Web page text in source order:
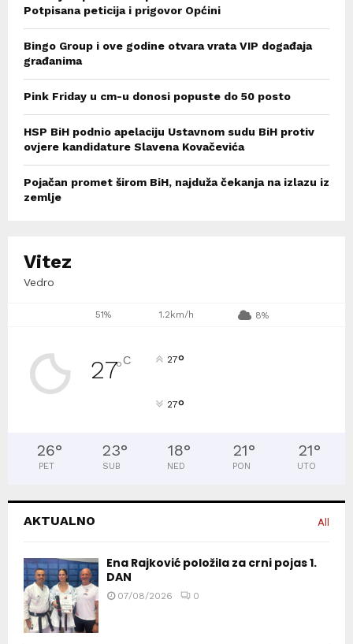
Potpisana peticija i prigovor Općini
Bingo Group i ove godine otvara vrata VIP događaja
građanima
Pink Friday u cm-u donosi popuste do 50 posto
HSP BiH podnio apelaciju Ustavnom sudu BiH protiv
ovjere kandidature Slavena Kovačevića
Pojačan promet širom BiH, najduža čekanja na izlazu iz
zemlje
Vitez
Vedro
51% 1.2km/h 8%
27°C 27°
27°
26°
PET
23°
SUB
18°
NED
21°
PON
21°
UTO
AKTUALNO All
Ena Rajković položila za crni pojas 1.
DAN
07/08/2026 0